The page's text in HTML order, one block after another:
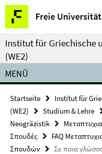
Springe
direkt
zu
Inhalt
Freie
Service-
Navigation
Institut für Griechische
(WE2)
MENÜ
Startseite
Institut für
(WE2)
Studium & Lehre
Neogräzistik
Σπουδές
FAQ
Σπουδών
Σε ποια